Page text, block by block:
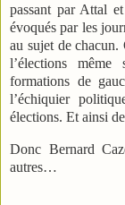
passant par Attal
évoqués par les
au sujet de
l’élections
formations de
l’échiquier
élections. Et ainsi
Donc Bernard
autres…